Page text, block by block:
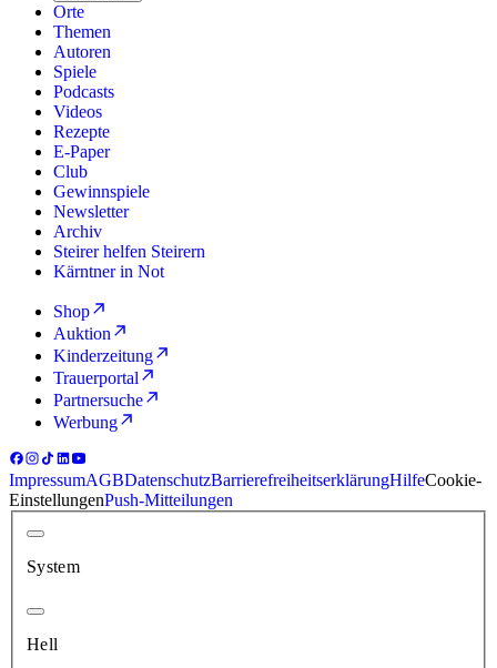
Orte
Themen
Autoren
Spiele
Podcasts
Videos
Rezepte
E-Paper
Club
Gewinnspiele
Newsletter
Archiv
Steirer helfen Steirern
Kärntner in Not
Shop
Auktion
Kinderzeitung
Trauerportal
Partnersuche
Werbung
ImpressumAGBDatenschutzBarrierefreiheitserklärungHilfeCookie-
EinstellungenPush-Mitteilungen
System
Hell